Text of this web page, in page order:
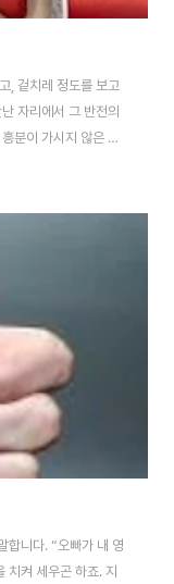
, 겉치레 정도를 보고
자리에서 그 반전의
분이 가시지 않은 듯
다녔던 사수생 기억
기로 부르면 어떡해"
습니다. 그 친구가 그
한 자리에서 같이 만
. "요즘 소식은 들었
합니다. “오빠가 내 영
치켜 세우곤 하죠. 지